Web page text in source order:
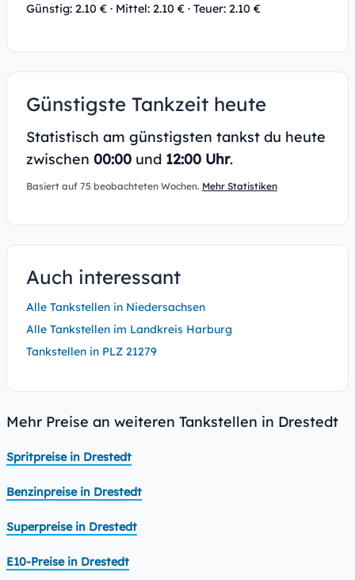
Günstig: 2.10 € · Mittel: 2.10 € · Teuer: 2.10 €
Günstigste Tankzeit heute
Statistisch am günstigsten tankst du heute
zwischen 00:00 und 12:00 Uhr.
Basiert auf 75 beobachteten Wochen. Mehr Statistiken
Auch interessant
Alle Tankstellen in Niedersachsen
Alle Tankstellen im Landkreis Harburg
Tankstellen in PLZ 21279
Mehr Preise an weiteren Tankstellen in Drestedt
Spritpreise in Drestedt
Benzinpreise in Drestedt
Superpreise in Drestedt
E10-Preise in Drestedt